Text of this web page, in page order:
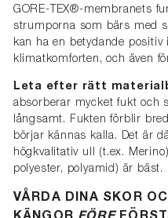
GORE-TEX®-membranets
strumporna som bärs med
kan ha en betydande
klimatkomforten, och även
Leta efter rätt
absorberar mycket fukt och
långsamt. Fukten förblir
börjar kännas kalla. Det är
högkvalitativ ull (t.ex.
polyester, polyamid) är bäst.
VÅRDA DINA SKOR